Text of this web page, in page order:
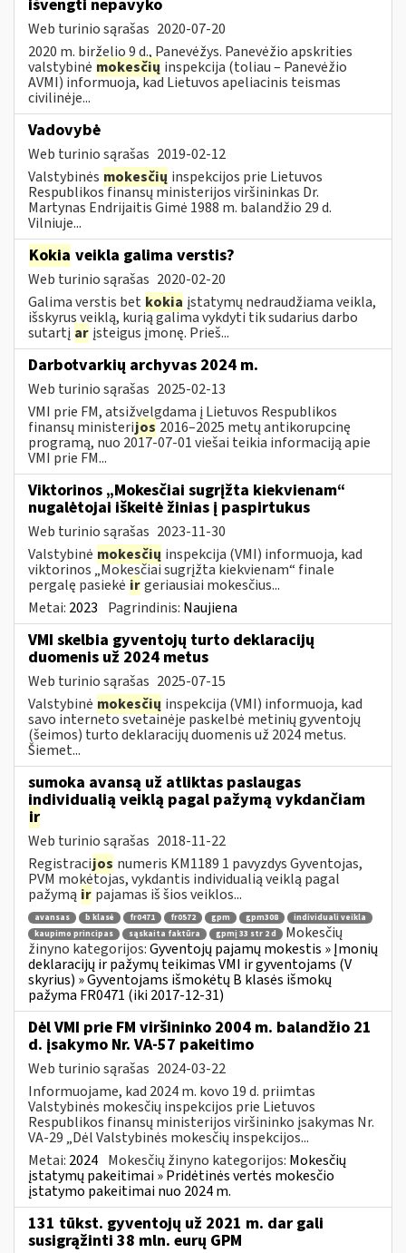
išvengti nepavyko
Web turinio sąrašas 2020-07-20
2020 m. birželio 9 d., Panevėžys. Panevėžio apskrities
valstybinė mokesčių inspekcija (toliau – Panevėžio
AVMI) informuoja, kad Lietuvos apeliacinis teismas
civilinėje...
Vadovybė
Web turinio sąrašas 2019-02-12
Valstybinės mokesčių inspekcijos prie Lietuvos
Respublikos finansų ministerijos viršininkas Dr.
Martynas Endrijaitis Gimė 1988 m. balandžio 29 d.
Vilniuje...
Kokia veikla galima verstis?
Web turinio sąrašas 2020-02-20
Galima verstis bet kokia įstatymų nedraudžiama veikla,
išskyrus veiklą, kurią galima vykdyti tik sudarius darbo
sutartį ar įsteigus įmonę. Prieš...
Darbotvarkių archyvas 2024 m.
Web turinio sąrašas 2025-02-13
VMI prie FM, atsižvelgdama į Lietuvos Respublikos
finansų ministerijos 2016–2025 metų antikorupcinę
programą, nuo 2017-07-01 viešai teikia informaciją apie
VMI prie FM...
Viktorinos „Mokesčiai sugrįžta kiekvienam“
nugalėtojai iškeitė žinias į paspirtukus
Web turinio sąrašas 2023-11-30
Valstybinė mokesčių inspekcija (VMI) informuoja, kad
viktorinos „Mokesčiai sugrįžta kiekvienam“ finale
pergalę pasiekė irgeriausiai mokesčius...
Metai: 2023 Pagrindinis: Naujiena
VMI skelbia gyventojų turto deklaracijų
duomenis už 2024 metus
Web turinio sąrašas 2025-07-15
Valstybinė mokesčių inspekcija (VMI) informuoja, kad
savo interneto svetainėje paskelbė metinių gyventojų
(šeimos) turto deklaracijų duomenis už 2024 metus.
Šiemet...
sumoka avansą už atliktas paslaugas
individualią veiklą pagal pažymą vykdančiam
ir
Web turinio sąrašas 2018-11-22
Registracijos numeris KM1189 1 pavyzdys Gyventojas,
PVM mokėtojas, vykdantis individualią veiklą pagal
pažymą ir pajamas iš šios veiklos...
avansas b klasė fr0471 fr0572 gpm gpm308
individuali veikla
kaupimo principas
sąskaita faktūra gpmį 33 str 2 d
Mokesčių
žinyno kategorijos:Gyventojų pajamų mokestis » Įmonių
deklaracijų ir pažymų teikimas VMI ir gyventojams (V
skyrius) » Gyventojams išmokėtų B klasės išmokų
pažyma FR0471 (iki 2017-12-31)
Dėl VMI prie FM viršininko 2004 m. balandžio 21
d. įsakymo Nr. VA-57 pakeitimo
Web turinio sąrašas 2024-03-22
Informuojame, kad 2024 m. kovo 19 d. priimtas
Valstybinės mokesčių inspekcijos prie Lietuvos
Respublikos finansų ministerijos viršininko įsakymas Nr.
VA-29 „Dėl Valstybinės mokesčių inspekcijos...
Metai: 2024 Mokesčių žinyno kategorijos: Mokesčių
įstatymų pakeitimai » Pridėtinės vertės mokesčio
įstatymo pakeitimai nuo 2024 m.
131 tūkst. gyventojų už 2021 m. dar gali
susigrąžinti 38 mln. eurų GPM